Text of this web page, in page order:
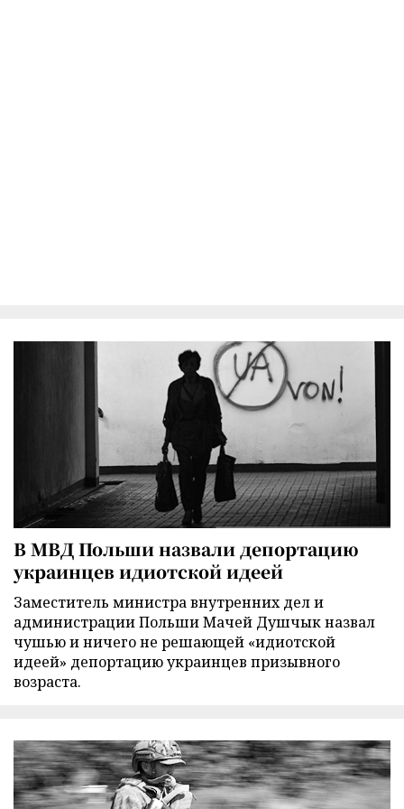
В МВД Польши назвали депортацию
украинцев идиотской идеей
Заместитель министра внутренних дел и
администрации Польши Мачей Душчык назвал
чушью и ничего не решающей «идиотской
идеей» депортацию украинцев призывного
возраста.